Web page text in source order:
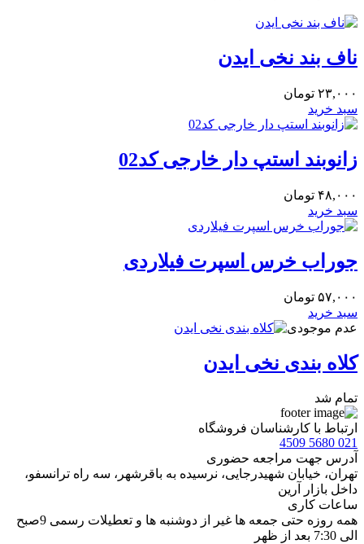
ناف بند نخی ایدن
۲۳,۰۰۰ تومان
سبد خرید
زانوبند استپ دار خارجی کد02
۴۸,۰۰۰ تومان
سبد خرید
جوراب خرس اسپرت فیلاردی
۵۷,۰۰۰ تومان
سبد خرید
عدم موجودی
کلاه بندی نخی ایدن
تمام شد
ارتباط با کارشناسان فروشگاه
021 5680 4509
آدرس جهت مراجعه حضوری
تهران، خيابان شهيدرجايى، نرسیده به باقرشهر، سه راه ترانسفو،
داخل بازار آرین
ساعات کاری
همه روزه حتی جمعه ها غیر از دوشنبه ها و تعطیلات رسمی 9صبح
الی 7:30 بعد از ظهر